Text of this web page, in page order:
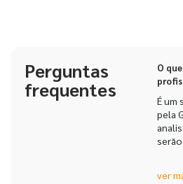
explicitamente.
A criação de
incluída neste serviço, a
cobre apenas ajustes técnicos.
Caso
Perguntas
frequentes
O
É um
pela
ver